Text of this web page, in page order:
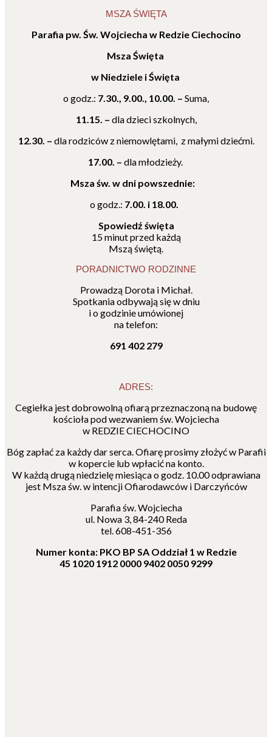
MSZA ŚWIĘTA
Parafia pw. Św. Wojciecha w Redzie Ciechocino
Msza Święta
w Niedziele i Święta
o godz.: 7.30., 9.00., 10.00. – Suma,
11.15. – dla dzieci szkolnych,
12.30. – dla rodziców z niemowlętami, z małymi dziećmi.
17.00. – dla młodzieży.
Msza św. w dni powszednie:
o godz.: 7.00. i 18.00.
Spowiedź święta
15 minut przed każdą
Mszą świętą.
PORADNICTWO RODZINNE
Prowadzą Dorota i Michał.
Spotkania odbywają się w dniu
i o godzinie umówionej
na telefon:
691 402 279
ADRES:
Cegiełka jest dobrowolną ofiarą przeznaczoną na budowę
kościoła pod wezwaniem św. Wojciecha
w REDZIE CIECHOCINO
Bóg zapłać za każdy dar serca. Ofiarę prosimy złożyć w Parafii
w kopercie lub wpłacić na konto.
W każdą drugą niedzielę miesiąca o godz. 10.00 odprawiana
jest Msza św. w intencji Ofiarodawców i Darczyńców
Parafia św. Wojciecha
ul. Nowa 3, 84-240 Reda
tel. 608-451-356
Numer konta: PKO BP SA Oddział 1 w Redzie
45 1020 1912 0000 9402 0050 9299